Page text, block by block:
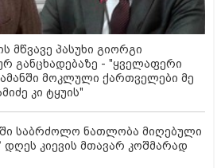
მწვავე პასუხი გიორგი
განცხადებაზე - "ყველაფერი
მოკლული ქართველები მე
კი ტყუის"
საბრძოლო ნათლობა მიღებული
დღეს კიევის მთავარ კოშმარად